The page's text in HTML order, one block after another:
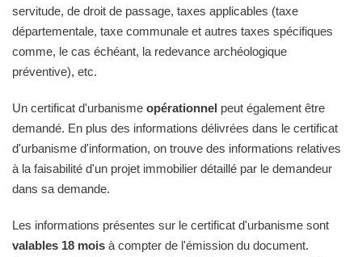
servitude, de droit de passage, taxes applicables (taxe
départementale, taxe communale et autres taxes spécifiques
comme, le cas échéant, la redevance archéologique
préventive), etc.
Un certificat d'urbanisme opérationnel peut également être
demandé. En plus des informations délivrées dans le certificat
d'urbanisme d'information, on trouve des informations relatives
à la faisabilité d'un projet immobilier détaillé par le demandeur
dans sa demande.
Les informations présentes sur le certificat d'urbanisme sont
valables 18 mois à compter de l'émission du document.